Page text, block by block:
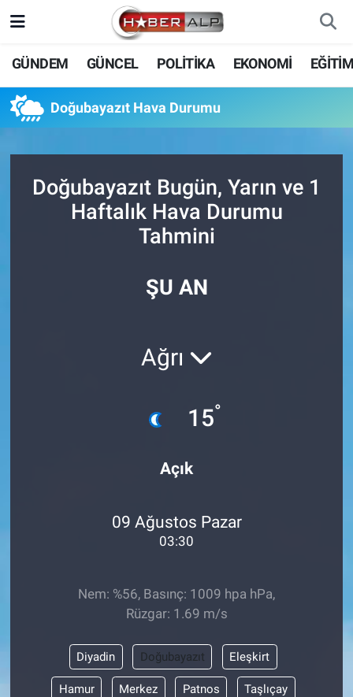
GÜNDEM GÜNCEL POLİTİKA EKONOMİ
Doğubayazıt Hava Durumu
Doğubayazıt Bugün, Yarın ve 1
Haftalık Hava Durumu
Tahmini
ŞU AN
Ağrı
15°
Açık
09 Ağustos Pazar
03:30
Nem: %56, Basınç: 1009 hpa hPa,
Rüzgar: 1.69 m/s
Diyadin Doğubayazıt Eleşkirt
Hamur Merkez Patnos Taşlıçay
Nöbetçi Eczaneler
Hava Durumu
Süper Lig Puan Durumu ve Fikstür
Tüm Manşetler